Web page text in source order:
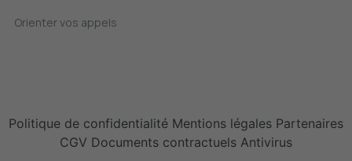
Orienter vos appels
Politique de confidentialité Mentions légales Partenaires
CGV Documents contractuels Antivirus